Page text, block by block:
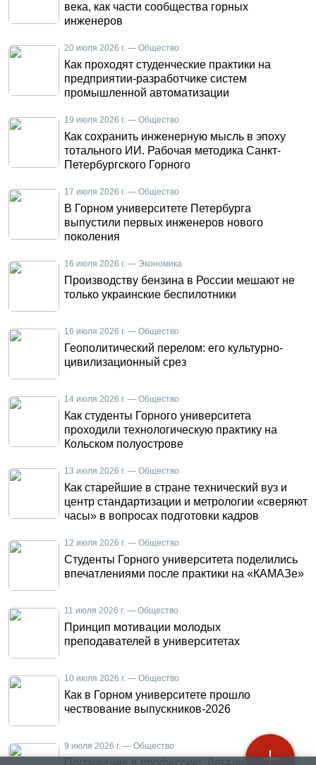
века, как части сообщества горных
инженеров
20 июля 2026 г. — Общество
Как проходят студенческие практики на
предприятии-разработчике систем
промышленной автоматизации
19 июля 2026 г. — Общество
Как сохранить инженерную мысль в эпоху
тотального ИИ. Рабочая методика Санкт-
Петербургского Горного
17 июля 2026 г. — Общество
В Горном университете Петербурга
выпустили первых инженеров нового
поколения
16 июля 2026 г. — Экономика
Производству бензина в России мешают не
только украинские беспилотники
16 июля 2026 г. — Общество
Геополитический перелом: его культурно-
цивилизационный срез
14 июля 2026 г. — Общество
Как студенты Горного университета
проходили технологическую практику на
Кольском полуострове
13 июля 2026 г. — Общество
Как старейшие в стране технический вуз и
центр стандартизации и метрологии «сверяют
часы» в вопросах подготовки кадров
12 июля 2026 г. — Общество
Студенты Горного университета поделились
впечатлениями после практики на «КАМАЗе»
11 июля 2026 г. — Общество
Принцип мотивации молодых
преподавателей в университетах
10 июля 2026 г. — Общество
Как в Горном университете прошло
чествование выпускников-2026
9 июля 2026 г. — Общество
Погружение в профессию. Детали летней